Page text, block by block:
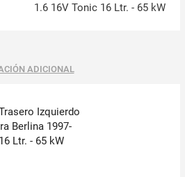
1.6 16V Tonic 16 Ltr. - 65 kW
ADICIONAL
Izquierdo
Berlina 1997-
Ltr. - 65 kW